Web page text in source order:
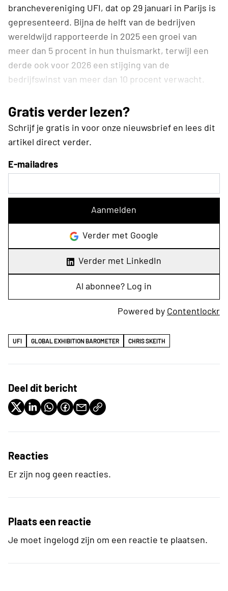
branchevereniging UFI, dat op 29 januari in Parijs is
gepresenteerd. Bijna de helft van de bedrijven
wereldwijd rapporteerde in 2025 een groei van
meer dan 5 procent in hun thuismarkt, terwijl een
derde ook voor 2026 een stijging van de
bedrijfswinst van meer dan 10 procent verwacht.
Gratis verder lezen?
Schrijf je gratis in voor onze nieuwsbrief en lees dit
artikel direct verder.
E-mailadres
Aanmelden
Verder met Google
Verder met LinkedIn
Al abonnee? Log in
Powered by Contentlockr
UFI GLOBAL EXHIBITION BAROMETER CHRIS SKEITH
Deel dit bericht
Reacties
Er zijn nog geen reacties.
Plaats een reactie
Je moet ingelogd zijn om een reactie te plaatsen.